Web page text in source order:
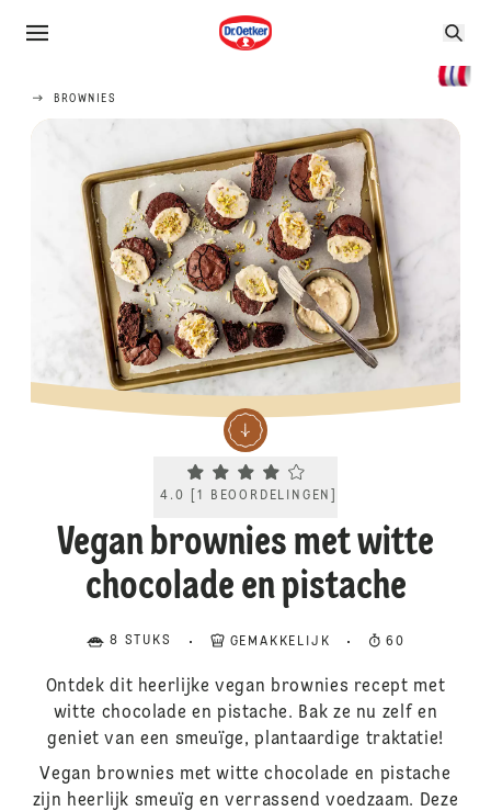
BROWNIES
Current rating 4.0. Click to rate.
4.0 [1 BEOORDELINGEN
Vegan brownies met witte
chocolade en pistache
8 STUKS GEMAKKELIJK 60
Ontdek dit heerlijke vegan brownies recept met
witte chocolade en pistache. Bak ze nu zelf en
geniet van een smeuïge, plantaardige traktatie!
Vegan brownies met witte chocolade en pistache
zijn heerlijk smeuïg en verrassend voedzaam. Deze